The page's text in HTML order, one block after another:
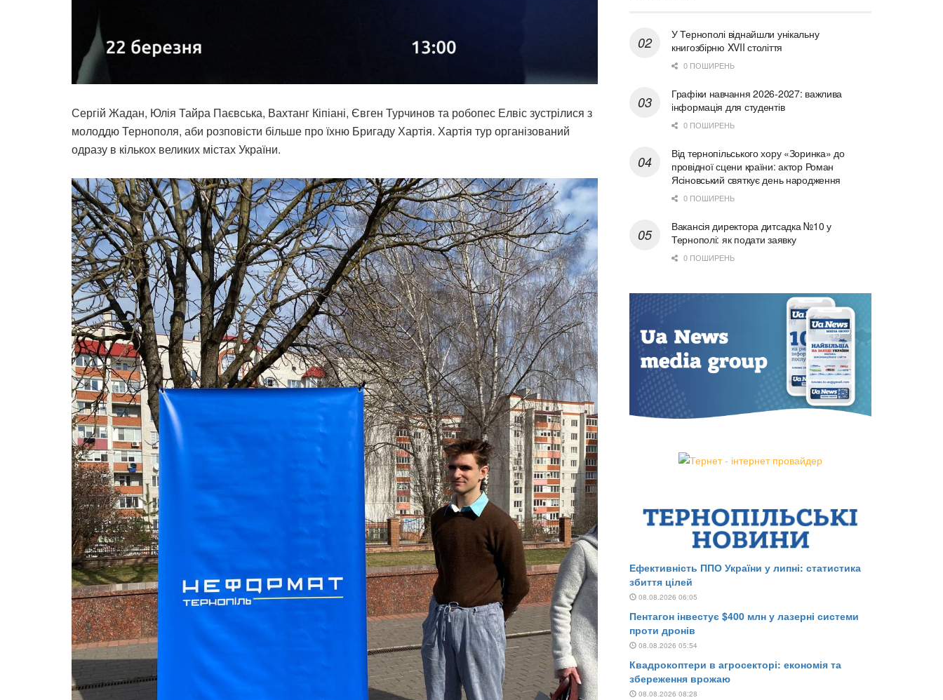
Сергій Жадан, Юлія Тайра Паєвська, Вахтанг Кіпіані, Євген Турчинов та робопес Елвіс зустрілися з
молоддю Тернополя, аби розповісти більше про їхню Бригаду Хартія. Хартія тур організований
одразу в кількох великих містах України.
У Тернополі віднайшли унікальну
книгозбірню XVII століття
0 ПОШИРЕНЬ
Графіки навчання 2026-2027: важлива
інформація для студентів
0 ПОШИРЕНЬ
Від тернопільського хору «Зоринка» до
провідної сцени країни: актор Роман
Ясіновський святкує день народження
0 ПОШИРЕНЬ
Вакансія директора дитсадка №10 у
Тернополі: як подати заявку
0 ПОШИРЕНЬ